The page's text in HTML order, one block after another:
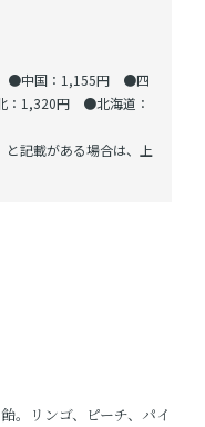
●中国：1,155円 ●四
：1,320円 ●北海道：
記載がある場合は、上
。リンゴ、ピーチ、パイ